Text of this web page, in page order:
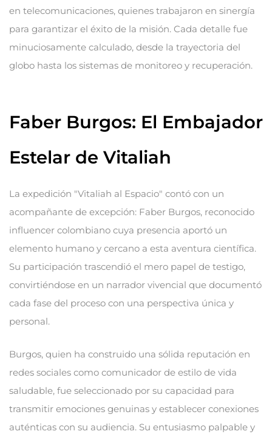
en telecomunicaciones, quienes trabajaron en sinergía
para garantizar el éxito de la misión. Cada detalle fue
minuciosamente calculado, desde la trayectoria del
globo hasta los sistemas de monitoreo y recuperación.
Faber Burgos: El Embajador
Estelar de Vitaliah
La expedición "Vitaliah al Espacio" contó con un
acompañante de excepción: Faber Burgos, reconocido
influencer colombiano cuya presencia aportó un
elemento humano y cercano a esta aventura científica.
Su participación trascendió el mero papel de testigo,
convirtiéndose en un narrador vivencial que documentó
cada fase del proceso con una perspectiva única y
personal.
Burgos, quien ha construido una sólida reputación en
redes sociales como comunicador de estilo de vida
saludable, fue seleccionado por su capacidad para
transmitir emociones genuinas y establecer conexiones
auténticas con su audiencia. Su entusiasmo palpable y